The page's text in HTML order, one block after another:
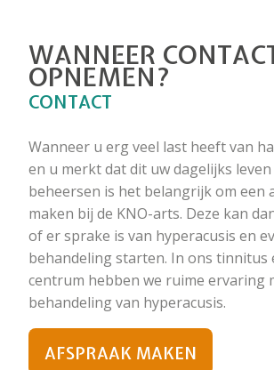
WANNEER
OPNEMEN?
CONTACT
Wanneer u erg veel last heeft van
en u merkt dat dit uw dagelijks
beheersen is het belangrijk om een
maken bij de KNO-arts. Deze kan
of er sprake is van hyperacusis en
behandeling starten. In ons tinnitus
centrum hebben we ruime ervaring
behandeling van hyperacusis.
AFSPRAAK MAKEN